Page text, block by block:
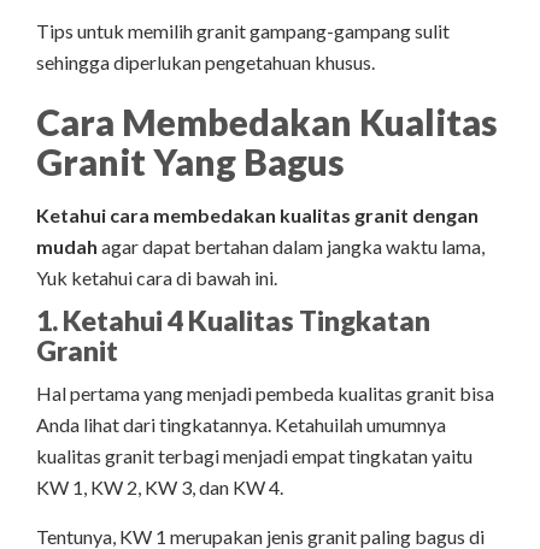
Tips untuk memilih granit gampang-gampang sulit
sehingga diperlukan pengetahuan khusus.
Cara Membedakan Kualitas
Granit Yang Bagus
Ketahui cara membedakan kualitas granit dengan
mudah agar dapat bertahan dalam jangka waktu lama,
Yuk ketahui cara di bawah ini.
1. Ketahui 4 Kualitas Tingkatan
Granit
Hal pertama yang menjadi pembeda kualitas granit bisa
Anda lihat dari tingkatannya. Ketahuilah umumnya
kualitas granit terbagi menjadi empat tingkatan yaitu
KW 1, KW 2, KW 3, dan KW 4.
Tentunya, KW 1 merupakan jenis granit paling bagus di